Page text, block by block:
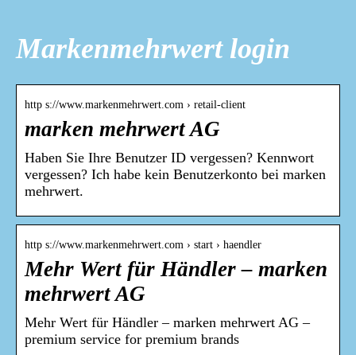
Markenmehrwert login
http s://www.markenmehrwert.com › retail-client
marken mehrwert AG
Haben Sie Ihre Benutzer ID vergessen? Kennwort
vergessen? Ich habe kein Benutzerkonto bei marken
mehrwert.
http s://www.markenmehrwert.com › start › haendler
Mehr Wert für Händler – marken
mehrwert AG
Mehr Wert für Händler – marken mehrwert AG –
premium service for premium brands